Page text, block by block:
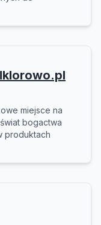
miejsce na
bogactwa
produktach